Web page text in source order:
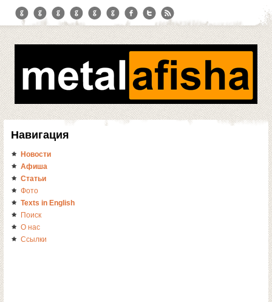
Навигация
Новости
Афиша
Статьи
Фото
Texts in English
Поиск
О нас
Ссылки